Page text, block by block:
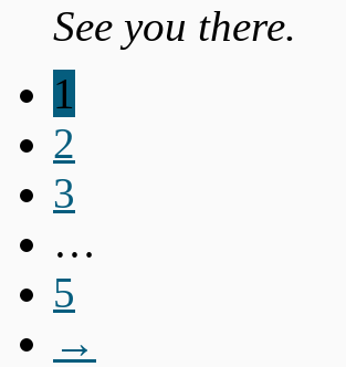
See you there.
1
2
3
…
5
→